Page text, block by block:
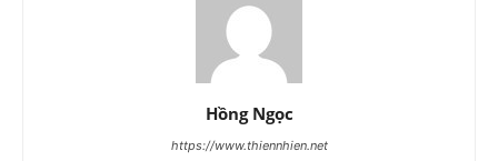
Hồng Ngọc
https://www.thiennhien.net